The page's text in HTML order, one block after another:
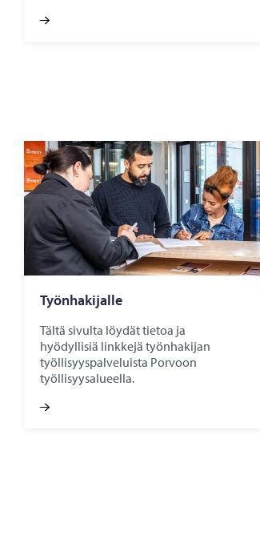
Työn­ha­ki­jal­le
Tältä sivulta löydät tietoa ja
hyödyllisiä linkkejä työnhakijan
työllisyyspalveluista Porvoon
työllisyysalueella.